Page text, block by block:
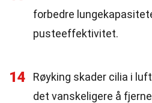
forbedre
pusteeffektivitet.
14
Røyking skader cilia i
det vanskeligere å